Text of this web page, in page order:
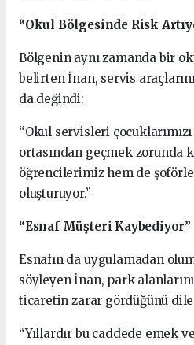
“Okul Bölgesinde Risk
Bölgenin aynı zamanda bir
belirten İnan, servis
da değindi:
“Okul servisleri
ortasından geçmek zorunda
öğrencilerimiz hem de
oluşturuyor.”
“Esnaf Müşteri Kaybediyor”
Esnafın da uygulamadan
söyleyen İnan, park
ticaretin zarar gördüğünü
“Yıllardır bu caddede emek